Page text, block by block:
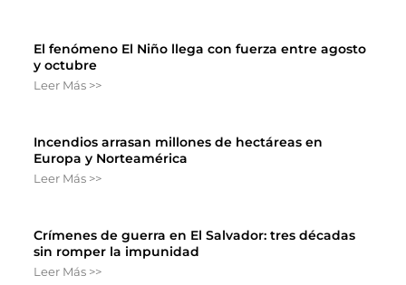
El fenómeno El Niño llega con fuerza entre agosto
y octubre
Leer Más >>
Incendios arrasan millones de hectáreas en
Europa y Norteamérica
Leer Más >>
Crímenes de guerra en El Salvador: tres décadas
sin romper la impunidad
Leer Más >>